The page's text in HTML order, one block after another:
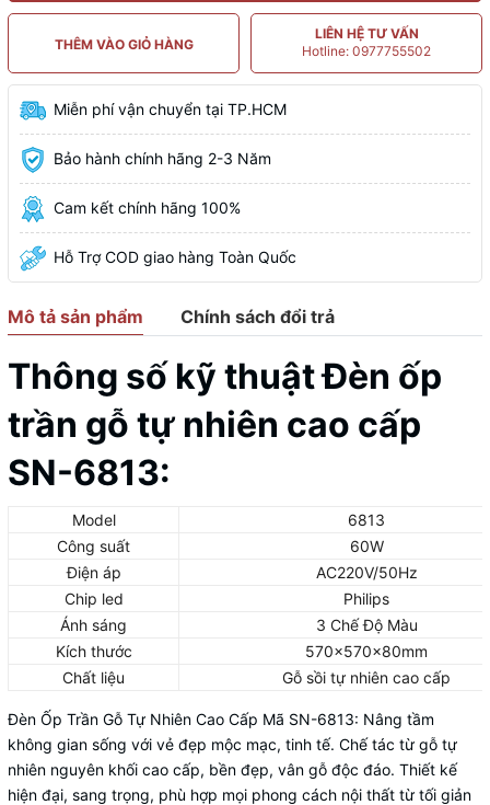
THÊM VÀO GIỎ HÀNG
LIÊN HỆ TƯ VẤN
Hotline: 0977755502
Miễn phí vận chuyển tại TP.HCM
Bảo hành chính hãng 2-3 Năm
Cam kết chính hãng 100%
Hỗ Trợ COD giao hàng Toàn Quốc
Mô tả sản phẩm Chính sách đổi trả
Thông số kỹ thuật Đèn ốp
trần gỗ tự nhiên cao cấp
SN-6813:
Model
6813
Công suất
60W
Điện áp
AC220V/50Hz
Chip led
Philips
Ánh sáng
3 Chế Độ Màu
Kích thước
570x570x80mm
Chất liệu
Gỗ sồi tự nhiên cao cấp
Đèn Ốp Trần Gỗ Tự Nhiên Cao Cấp Mã SN-6813: Nâng tầm
không gian sống với vẻ đẹp mộc mạc, tinh tế. Chế tác từ gỗ tự
nhiên nguyên khối cao cấp, bền đẹp, vân gỗ độc đáo. Thiết kế
hiện đại, sang trọng, phù hợp mọi phong cách nội thất từ tối giản